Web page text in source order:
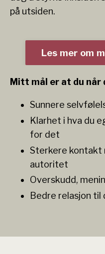
på utsiden.
Les mer om
Mitt mål er at du når
Sunnere
Klarhet i hva du
for det
Sterkere kontakt
autoritet
Overskudd,
Bedre relasjon til